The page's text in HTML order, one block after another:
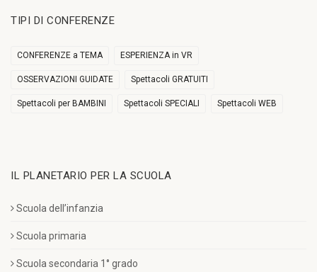
TIPI DI CONFERENZE
CONFERENZE a TEMA ESPERIENZA in VR
OSSERVAZIONI GUIDATE Spettacoli GRATUITI
Spettacoli per BAMBINI Spettacoli SPECIALI Spettacoli WEB
IL PLANETARIO PER LA SCUOLA
Scuola dell’infanzia
Scuola primaria
Scuola secondaria 1° grado